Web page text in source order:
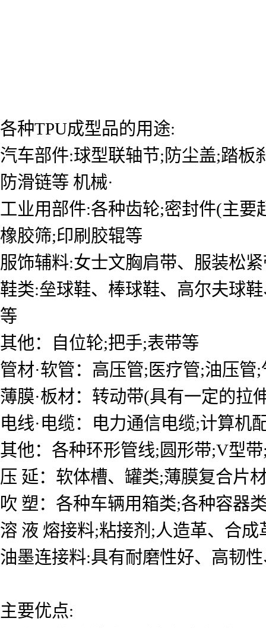
各种TPU成型品的用途:
汽车部件:球型联轴节;防尘盖;踏板
防滑链等 机械·
工业用部件:各种齿轮;密封件(主
橡胶筛;印刷胶辊等
服饰辅料:女士文胸肩带、服装松
鞋类:垒球鞋、棒球鞋、高尔夫球
等
其他：自位轮;把手;表带等
管材·软管：高压管;医疗管;油压
薄膜·板材：转动带(具有一定的拉
电线·电缆：电力通信电缆;计算机
其他：各种环形管线;圆形带;V型
压 延：软体槽、罐类;薄膜复合片
吹 塑：各种车辆用箱类;各种容器
溶 液 熔接料;粘接剂;人造革、合
油墨连接料:具有耐磨性好、高韧
主要优点: